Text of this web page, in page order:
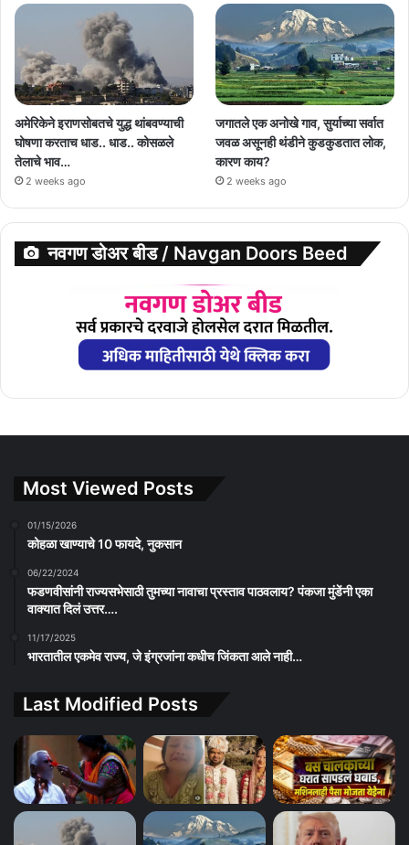
अमेरिकेने इराणसोबतचे युद्ध थांबवण्याची
घोषणा करताच धाड.. धाड.. कोसळले
तेलाचे भाव…
2 weeks ago
जगातले एक अनोखे गाव, सुर्याच्या सर्वात
जवळ असूनही थंडीने कुडकुडतात लोक,
कारण काय?
2 weeks ago
नवगण डोअर बीड / Navgan Doors Beed
Most Viewed Posts
01/15/2026
कोहळा खाण्याचे 10 फायदे, नुकसान
06/22/2024
फडणवीसांनी राज्यसभेसाठी तुमच्या नावाचा प्रस्ताव पाठवलाय? पंकजा मुंडेंनी एका
वाक्यात दिलं उत्तर….
11/17/2025
भारतातील एकमेव राज्य, जे इंग्रजांना कधीच जिंकता आले नाही…
Last Modified Posts